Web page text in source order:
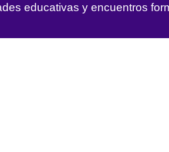
educativas y encuentros